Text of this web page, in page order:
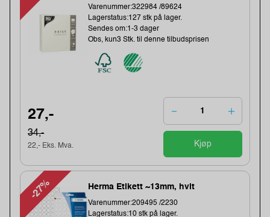
Varenummer:322984 /89624
Lagerstatus:127 stk på lager.
Sendes om:1-3 dager
Obs, kun3 Stk. til denne tilbudsprisen
27,-
34,-
22,- Eks. Mva. Kjøp
-27% Herma Etikett ~13mm, hvit
Varenummer:209495 /2230
Lagerstatus:10 stk på lager.